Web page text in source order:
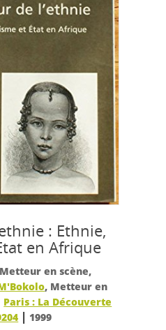
: Ethnie,
en Afrique
en scène,
, Metteur en
Paris : La Découverte
| 1999